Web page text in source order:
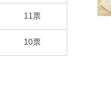
11票
10票